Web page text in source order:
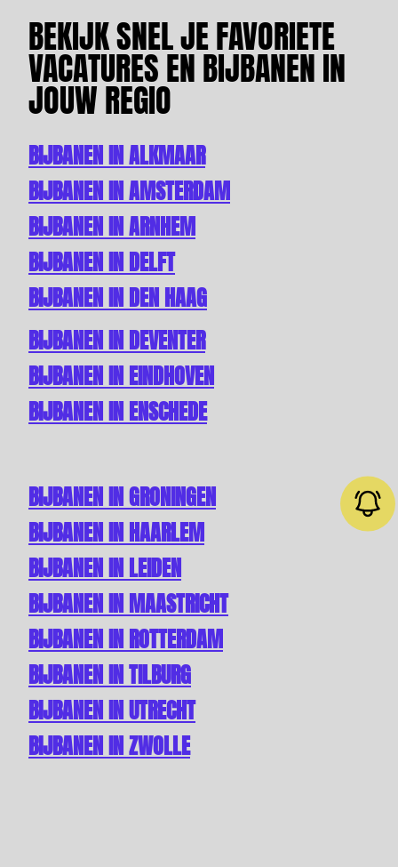
BEKIJK SNEL JE FAVORIETE
VACATURES EN BIJBANEN IN
JOUW REGIO
BIJBANEN IN ALKMAAR
BIJBANEN IN AMSTERDAM
BIJBANEN IN ARNHEM
BIJBANEN IN DELFT
BIJBANEN IN DEN HAAG
BIJBANEN IN DEVENTER
BIJBANEN IN EINDHOVEN
BIJBANEN IN ENSCHEDE
BIJBANEN IN GRONINGEN
BIJBANEN IN HAARLEM
BIJBANEN IN LEIDEN
BIJBANEN IN MAASTRICHT
BIJBANEN IN ROTTERDAM
BIJBANEN IN TILBURG
BIJBANEN IN UTRECHT
BIJBANEN IN ZWOLLE